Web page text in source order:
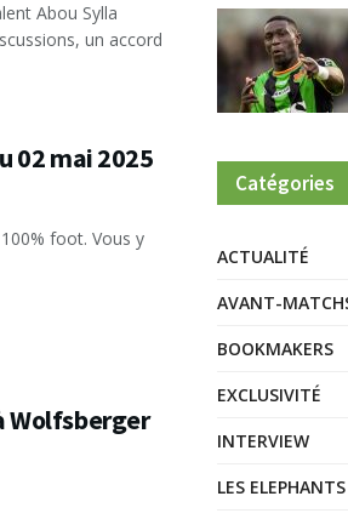
Abou Sylla
un accord
02 mai 2025
foot. Vous y
Wolfsberger
Catégories
ACTUALITÉ
AVANT-
BOOKMAKERS
EXCLUSIVITÉ
INTERVIEW
LES ELEPHANTS